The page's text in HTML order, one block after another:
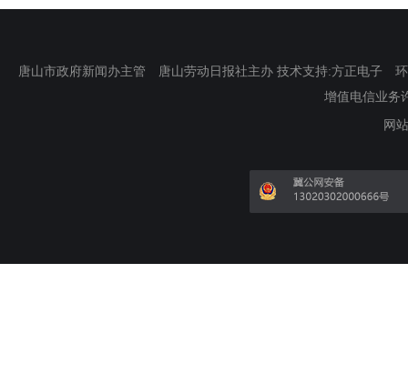
唐山市政府新闻办主管 唐山劳动日报社主办 技术支持:方正电子
增值电信业务
网